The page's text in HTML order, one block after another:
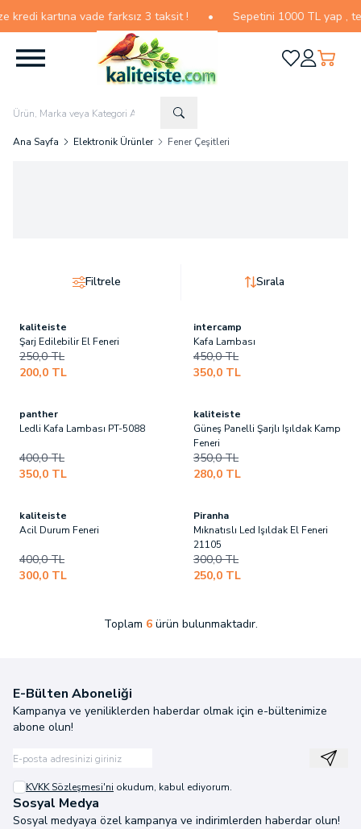
kartına vade farksız 3 taksit ! Sepetini 1000 TL yap ,
Favorilerim
HesabımSepetim
Ana Sayfa Elektronik Ürünler Fener Çeşitleri
Filtrele Sırala
Tükendi
kaliteiste
Şarj Edilebilir El Feneri
250,0TL
200,0 TL
Son1ürün!
intercamp
Kafa Lambası
450,0TL
350,0 TL
Son1
panther
Ledli Kafa Lambası PT-5088
400,0TL
350,0 TL
kaliteiste
Güneş Panelli Şarjlı Işıldak Kamp
Feneri
350,0TL
280,0 TL
kaliteiste
Acil Durum Feneri
400,0TL
300,0 TL
Son
Piranha
Mıknatıslı Led Işıldak El Feneri
21105
300,0TL
250,0 TL
Toplam 6ürün bulunmaktadır.
E-Bülten Aboneliği
Kampanya ve yeniliklerden haberdar olmak için e-bültenimize
abone olun!
KVKK Sözleşmesi'ni okudum, kabul ediyorum.
Sosyal Medya
Sosyal medyaya özel kampanya ve indirimlerden haberdar olun!